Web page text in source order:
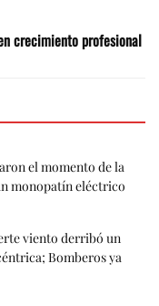
crecimiento profesional
el momento de la
monopatín eléctrico
viento derribó un
Bomberos ya